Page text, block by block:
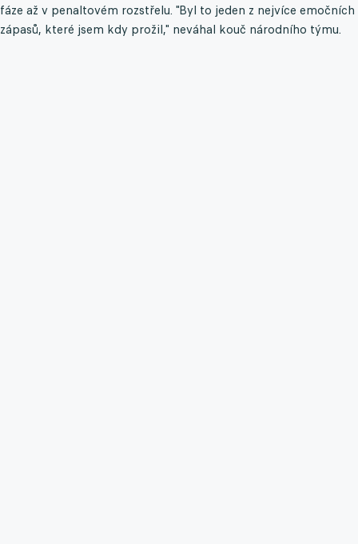
fáze až v penaltovém rozstřelu. "Byl to jeden z nejvíce emočních
zápasů, které jsem kdy prožil," neváhal kouč národního týmu.